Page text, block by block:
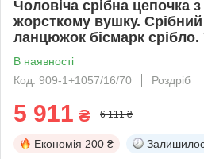
Чоловіча срібна цепочка
жорсткому вушку. Срібний
ланцюжок бісмарк срібло.
В наявності
Код: 909-1+1057/16/70
Роздріб
5 911 ₴ 6 111 ₴
Економія 200 ₴